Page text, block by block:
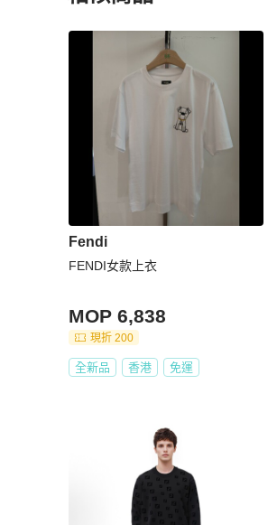
更多相似Fendi女裝推薦精品
Fendi
FENDI女款上衣
MOP 6,838
現折 200
全新品 香港 免運